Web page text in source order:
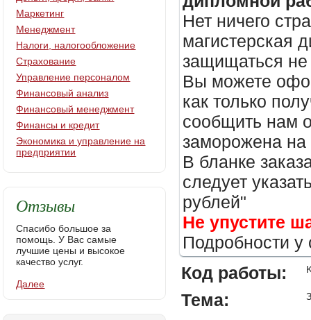
Нет ничего
магистерская
защищаться не
Вы можете
как только
сообщить нам
заморожена
В бланке
следует
рублей"
Не упустите
Подробности
Код работы:
Тема:
Маркетинг
Менеджмент
Налоги, налогообложение
Страхование
Управление персоналом
Финансовый анализ
Финансовый менеджмент
Финансы и кредит
Экономика и управление на
предприятии
Отзывы
Спасибо большое за
помощь. У Вас самые
лучшие цены и высокое
качество услуг.
Далее